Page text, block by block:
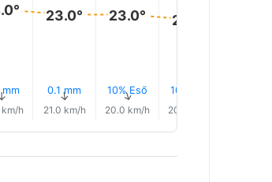
h
23.0°
0.1 mm
↑
21.0 km/h
23.0°
10% Eső
↑
20.0 km/h
23.0°
10% Eső
20.0 km/h